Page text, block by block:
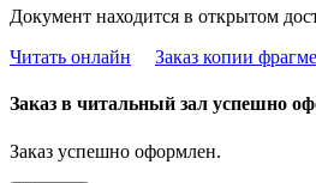
Документ находится в открытом
Читать онлайн
Заказ копии
Заказ в читальный зал успешно
Заказ успешно оформлен.